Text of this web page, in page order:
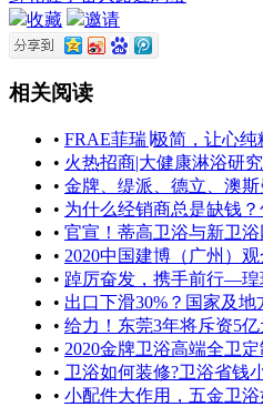
收藏
邀请
相关阅读
• FRAE菲瑞∣极简，让心纯
• 火热招商|大健康淋浴研
• 金牌、缇派、德立、澳
• 为什么经销商总是缺钱？
• 官宣！蒂高卫浴与新卫浴
• 2020中国建博（广州）
• 踔厉奋发，携手前行—瑝
• 出口下滑30%？国家及
• 给力！东莞3年将斥资5
• 2020金牌卫浴高端全卫
• 卫浴如何装修?卫浴省钱
• 小配件大作用，五金卫浴